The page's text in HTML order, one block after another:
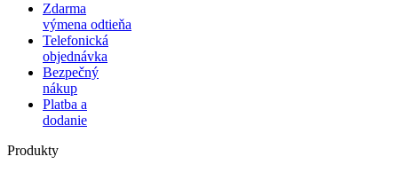
Zdarma
výmena odtieňa
Telefonická
objednávka
Bezpečný
nákup
Platba a
dodanie
Produkty